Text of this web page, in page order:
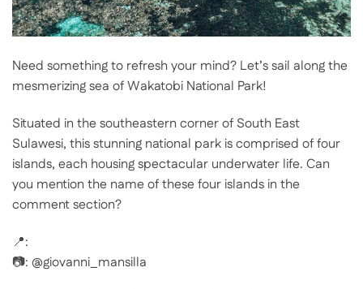
Need something to refresh your mind? Let’s sail along the
mesmerizing sea of Wakatobi National Park!
Situated in the southeastern corner of South East
Sulawesi, this stunning national park is comprised of four
islands, each housing spectacular underwater life. Can
you mention the name of these four islands in the
comment section?
📍:
📷: @giovanni_mansilla